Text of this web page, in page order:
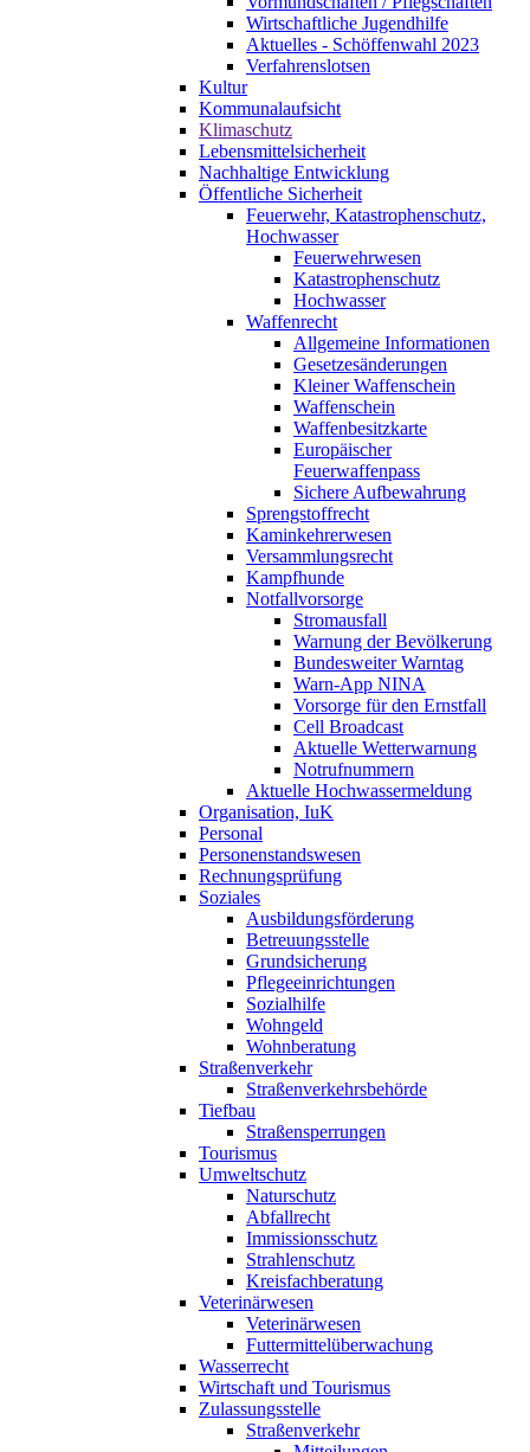
Wirtschaftliche Jugendhilfe
Aktuelles - Schöffenwahl 2023
Verfahrenslotsen
Kultur
Kommunalaufsicht
Klimaschutz
Lebensmittelsicherheit
Nachhaltige Entwicklung
Öffentliche Sicherheit
Feuerwehr, Katastrophenschutz,
Hochwasser
Feuerwehrwesen
Katastrophenschutz
Hochwasser
Waffenrecht
Allgemeine Informationen
Gesetzesänderungen
Kleiner Waffenschein
Waffenschein
Waffenbesitzkarte
Europäischer
Feuerwaffenpass
Sichere Aufbewahrung
Sprengstoffrecht
Kaminkehrerwesen
Versammlungsrecht
Kampfhunde
Notfallvorsorge
Stromausfall
Warnung der Bevölkerung
Bundesweiter Warntag
Warn-App NINA
Vorsorge für den Ernstfall
Cell Broadcast
Aktuelle Wetterwarnung
Notrufnummern
Aktuelle Hochwassermeldung
Organisation, IuK
Personal
Personenstandswesen
Rechnungsprüfung
Soziales
Ausbildungsförderung
Betreuungsstelle
Grundsicherung
Pflegeeinrichtungen
Sozialhilfe
Wohngeld
Wohnberatung
Straßenverkehr
Straßenverkehrsbehörde
Tiefbau
Straßensperrungen
Tourismus
Umweltschutz
Naturschutz
Abfallrecht
Immissionsschutz
Strahlenschutz
Kreisfachberatung
Veterinärwesen
Veterinärwesen
Futtermittelüberwachung
Wasserrecht
Wirtschaft und Tourismus
Zulassungsstelle
Straßenverkehr